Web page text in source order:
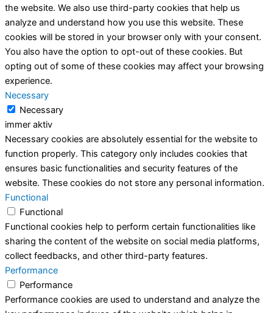
the website. We also use third-party cookies that help us
analyze and understand how you use this website. These
cookies will be stored in your browser only with your consent.
You also have the option to opt-out of these cookies. But
opting out of some of these cookies may affect your browsing
experience.
Necessary
Necessary
immer aktiv
Necessary cookies are absolutely essential for the website to
function properly. This category only includes cookies that
ensures basic functionalities and security features of the
website. These cookies do not store any personal information.
Functional
Functional
Functional cookies help to perform certain functionalities like
sharing the content of the website on social media platforms,
collect feedbacks, and other third-party features.
Performance
Performance
Performance cookies are used to understand and analyze the